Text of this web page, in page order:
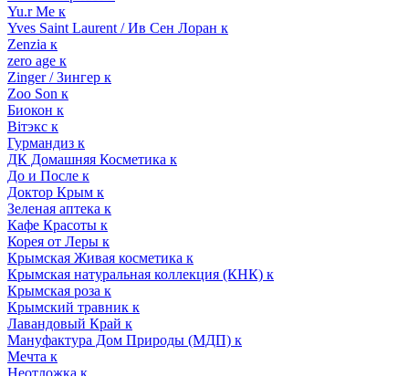
Yu.r Me к
Yves Saint Laurent / Ив Сен Лоран к
Zenzia к
zero age к
Zinger / Зингер к
Zoo Son к
Биокон к
Вiтэкс к
Гурмандиз к
ДК Домашняя Косметика к
До и После к
Доктор Крым к
Зеленая аптека к
Кафе Красоты к
Корея от Леры к
Крымская Живая косметика к
Крымская натуральная коллекция (КНК) к
Крымская роза к
Крымский травник к
Лавандовый Край к
Мануфактура Дом Природы (МДП) к
Мечта к